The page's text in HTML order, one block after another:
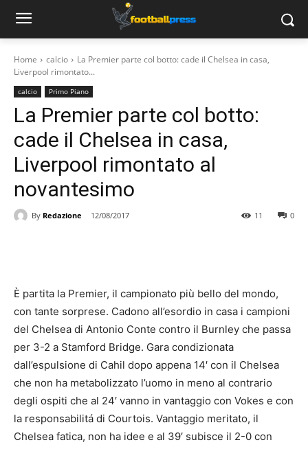
Home calcio
La Premier parte col botto: cade il Chelsea in casa,
Liverpool rimontato...
calcio Primo Piano
La Premier parte col botto:
cade il Chelsea in casa,
Liverpool rimontato al
novantesimo
By Redazione 12/08/2017 0
11
È partita la Premier, il campionato più bello del mondo,
con tante sorprese. Cadono all’esordio in casa i campioni
del Chelsea di Antonio Conte contro il Burnley che passa
per 3-2 a Stamford Bridge. Gara condizionata
dall’espulsione di Cahil dopo appena 14′ con il Chelsea
che non ha metabolizzato l’uomo in meno al contrario
degli ospiti che al 24′ vanno in vantaggio con Vokes e con
la responsabilitá di Courtois. Vantaggio meritato, il
Chelsea fatica, non ha idee e al 39′ subisce il 2-0 con